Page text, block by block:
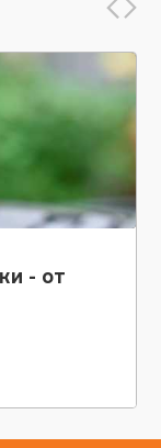
- от